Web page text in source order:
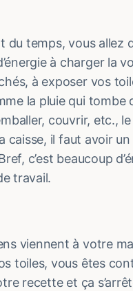
du temps, vous allez
à charger la
à exposer vos
la pluie qui tombe
couvrir, etc.,
caisse, il faut avoir
c’est beaucoup
travail.
viennent à votre
toiles, vous êtes
recette et ça